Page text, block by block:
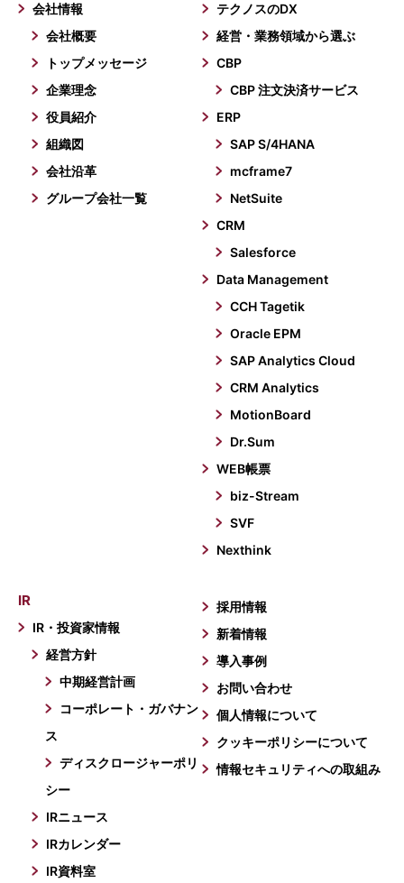
会社情報
会社概要
トップメッセージ
企業理念
役員紹介
組織図
会社沿革
グループ会社一覧
テクノスのDX
経営・業務領域から選ぶ
CBP
CBP 注文決済サービス
ERP
SAP S/4HANA
mcframe7
NetSuite
CRM
Salesforce
Data Management
CCH Tagetik
Oracle EPM
SAP Analytics Cloud
CRM Analytics
MotionBoard
Dr.Sum
WEB帳票
biz-Stream
SVF
Nexthink
IR
IR・投資家情報
経営方針
中期経営計画
コーポレート・ガバナン
ス
ディスクロージャーポリ
シー
IRニュース
IRカレンダー
IR資料室
採用情報
新着情報
導入事例
お問い合わせ
個人情報について
クッキーポリシーについて
情報セキュリティへの取組み